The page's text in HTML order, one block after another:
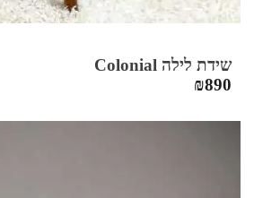
שידת לילה Colonial
₪890